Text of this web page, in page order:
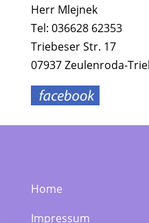
Herr Mlejnek
Tel: 036628 62353
Triebeser Str. 17
07937 Zeulenroda-
Home
Impressum